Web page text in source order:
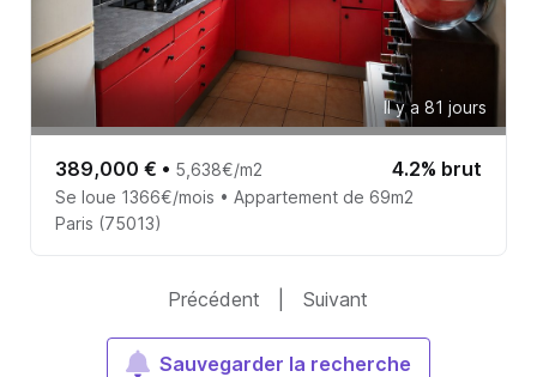
Il y a 81 jours
389,000 € • 5,638€/m2 4.2% brut
Se loue 1366€/mois • Appartement de 69m2
Paris (75013)
Précédent Suivant
Sauvegarder la recherche